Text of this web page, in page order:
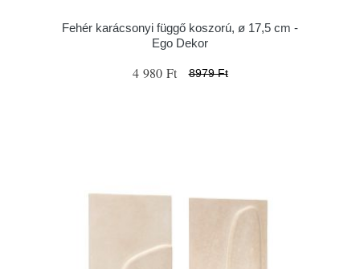
Fehér karácsonyi függő koszorú, ø 17,5 cm -
Ego Dekor
4 980 Ft 8979 Ft